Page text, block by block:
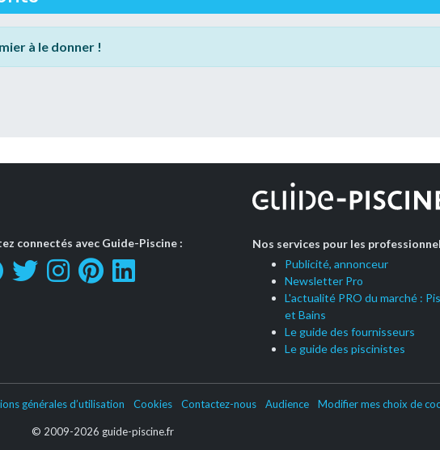
à le donner !
connectés avec Guide-Piscine :
Nos services pour les
Publicité, annonceur
Newsletter Pro
L'actualité PRO du marché :
et Bains
Le guide des fournisseurs
Le guide des piscinistes
générales d’utilisation Cookies Contactez-nous Audience Modifier mes choix de
© 2009-2026 guide-piscine.fr